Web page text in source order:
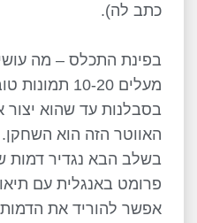
כתב לה).
בפינת התכלס – מה
מעלים 10-20
בסבלנות עד שהוא יצור
האווטר הזה הוא השחקן.
בשלב הבא נגדיר דמות
פרומט באנגלית עם
אפשר להוריד את